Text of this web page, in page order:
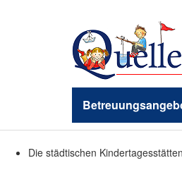
Die städtischen